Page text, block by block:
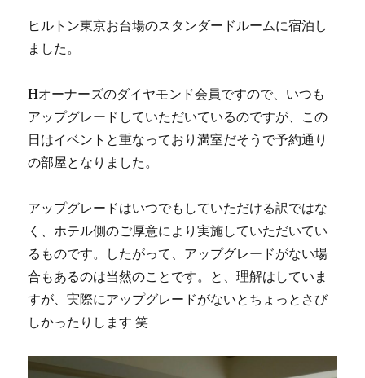
ヒルトン東京お台場のスタンダードルームに宿泊し
ました。
Hオーナーズのダイヤモンド会員ですので、いつも
アップグレードしていただいているのですが、この
日はイベントと重なっており満室だそうで予約通り
の部屋となりました。
アップグレードはいつでもしていただける訳ではな
く、ホテル側のご厚意により実施していただいてい
るものです。したがって、アップグレードがない場
合もあるのは当然のことです。と、理解はしていま
すが、実際にアップグレードがないとちょっとさび
しかったりします 笑